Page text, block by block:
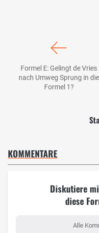
Formel E: Gelingt de Vries
nach Umweg Sprung in die
Formel 1?
KOMMENTARE
Diskutiere
diese
Alle